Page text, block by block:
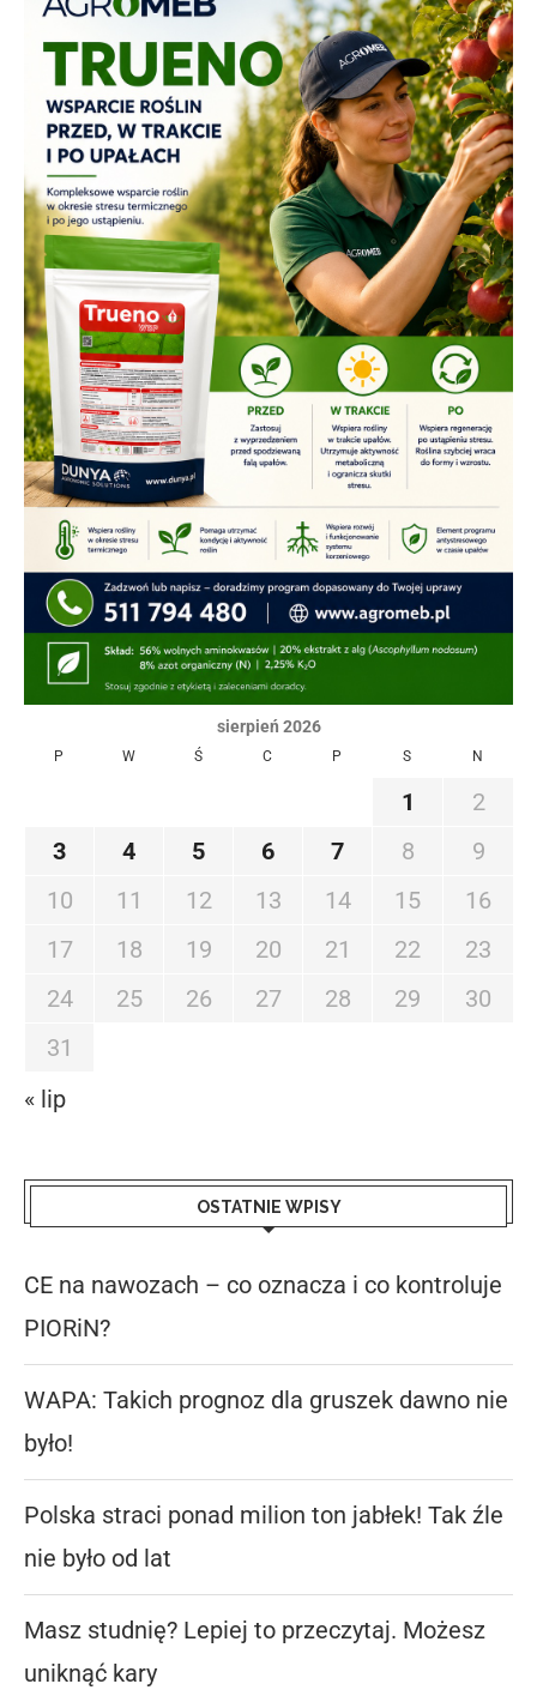
sierpień 2026
P W Ś C P S N
1
2
3
4 5 6 7 8
9
10
11 12 13 14 15
16
17
18 19 20 21 22
23
24
25 26 27 28 29
30
31
« lip
OSTATNIE WPISY
CE na nawozach – co oznacza i co kontroluje
PIORiN?
WAPA: Takich prognoz dla gruszek dawno nie
było!
Polska straci ponad milion ton jabłek! Tak źle
nie było od lat
Masz studnię? Lepiej to przeczytaj. Możesz
uniknąć kary